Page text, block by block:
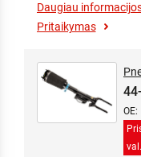
Daugiau
Pritaikymas
val.